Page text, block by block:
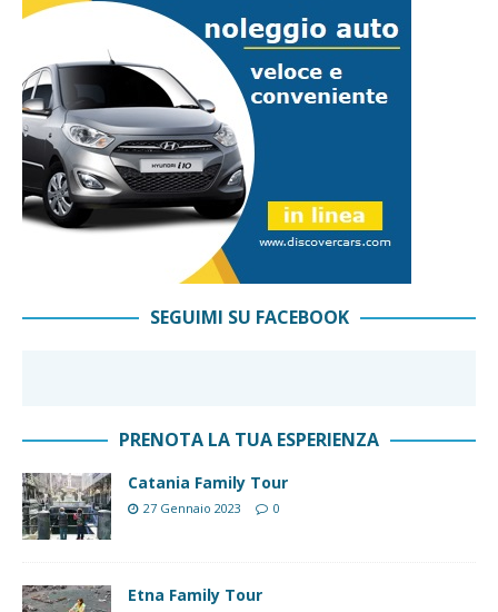
SEGUIMI SU FACEBOOK
PRENOTA LA TUA ESPERIENZA
Catania Family Tour
27 Gennaio 2023 0
Etna Family Tour